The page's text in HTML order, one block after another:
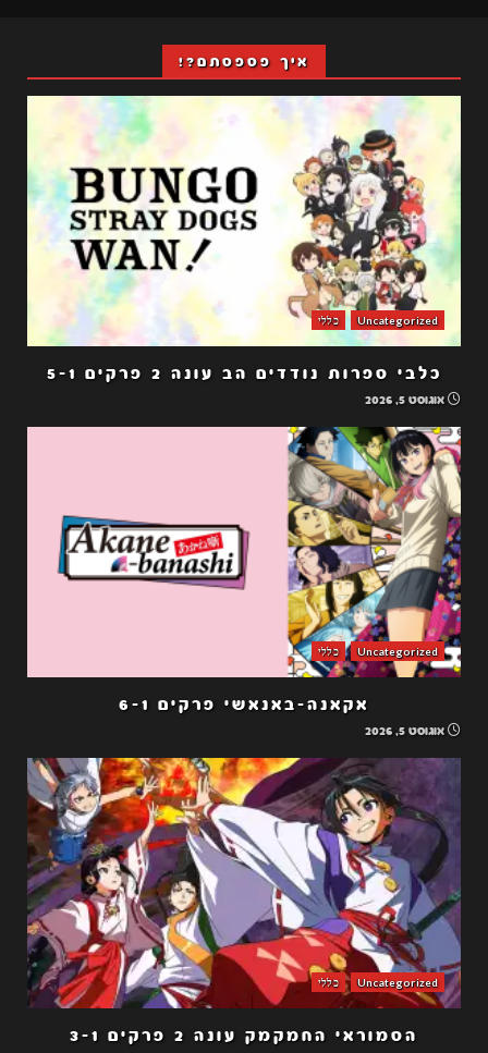
איך פספסתם?!
Uncategorized כללי
כלבי ספרות נודדים הב עונה 2 פרקים 5-1
אוגוסט 5, 2026
Uncategorized כללי
אקאנה-באנאשי פרקים 6-1
אוגוסט 5, 2026
Uncategorized כללי
הסמוראי החמקמק עונה 2 פרקים 3-1